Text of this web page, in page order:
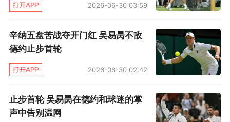
最高排名（即时排名暂列76）。对于自己和中国
国球员赢的每一场球，经历的每一件事情，都是
前一辈并没有做到过的，我现在的排名在最前
面，我走的每一步都是我们中国网球新迈出的一
步，我也有这个责任，我希望自己能够一步一
步，脚踏实地为中国网球做出更多贡献。”
2026-06-30 03:59
辛纳五盘苦战夺开门红 吴易昺不敌
德约止步首轮
2026-06-30 02:42
止步首轮 吴易昺在德约和球迷的掌
声中告别温网